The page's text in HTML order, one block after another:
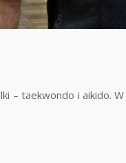
– taekwondo i aikido.